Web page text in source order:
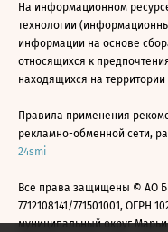
На информационном
технологии
информации на основе
относящихся к
находящихся на
Правила применения
рекламно-обменной сети,
24smi
Все права защищены © АО
7712108141/771501001, ОГРН
муниципальный округ